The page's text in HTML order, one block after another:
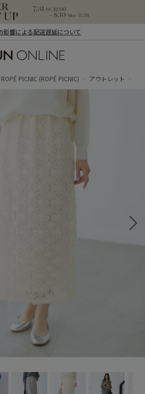
影響による配送遅延について
ROPÉ PICNIC (ROPÉ PICNIC) アウトレット